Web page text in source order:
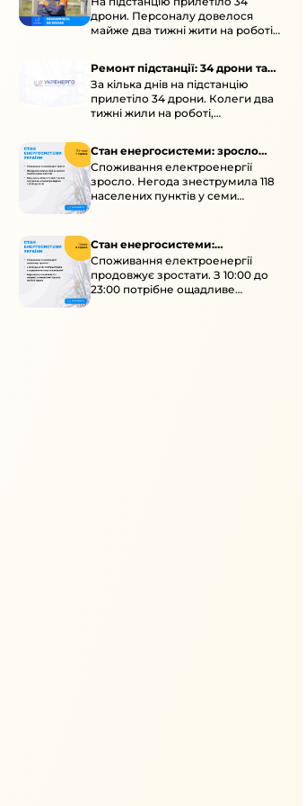
підстанції
дрони. Персоналу довелося
майже два тижні жити на роботі
Ремонт підстанції: 34 дрони та
окупація
За кілька днів на підстанцію
прилетіло 34 дрони. Колеги два
тижні жили на роботі,
Стан енергосистеми: зросло
споживання через негоду
Споживання електроенергії
зросло. Негода знеструмила 118
населених пунктів у семи
областях. Обмежте
електроприладами 10:00–23:00.
Стан енергосистеми:
споживання зростає
Споживання електроенергії
продовжує зростати. З 10:00 до
23:00 потрібне ощадливе
енергоспоживання, а